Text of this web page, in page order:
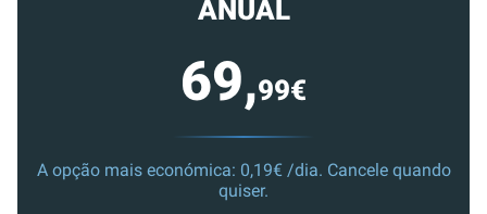
ANUAL
69,99€
A opção mais económica: 0,19€ /dia. Cancele quando
quiser.